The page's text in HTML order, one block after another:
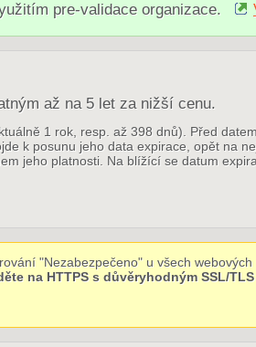
pre-validace organizace.
až na 5 let za nižší cenu.
1 rok, resp. až 398 dnů). Před
k posunu jeho data expirace, opět na
jeho platnosti. Na blížící se datum
"Nezabezpečeno" u všech webových
na HTTPS s důvěryhodným SSL/TLS